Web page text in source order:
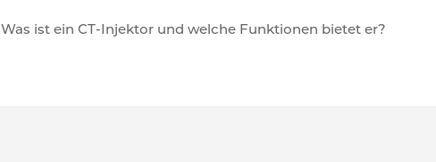
Was ist ein CT-Injektor und welche Funktionen bietet er?